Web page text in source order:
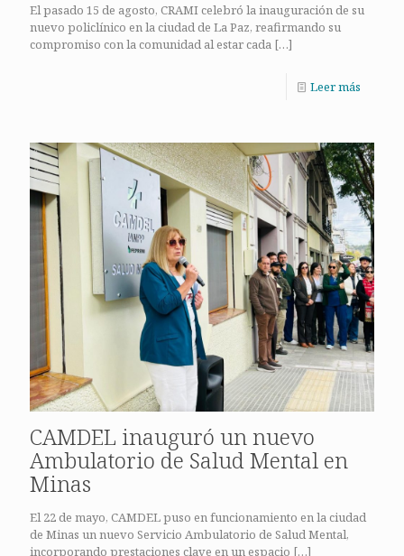
El pasado 15 de agosto, CRAMI celebró la inauguración de su
nuevo policlínico en la ciudad de La Paz, reafirmando su
compromiso con la comunidad al estar cada […]
Leer más
CAMDEL inauguró un nuevo
Ambulatorio de Salud Mental en
Minas
El 22 de mayo, CAMDEL puso en funcionamiento en la ciudad
de Minas un nuevo Servicio Ambulatorio de Salud Mental,
incorporando prestaciones clave en un espacio […]